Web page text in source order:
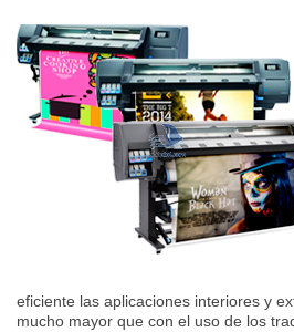
eficiente las aplicaciones interiores y
mucho mayor que con el uso de los